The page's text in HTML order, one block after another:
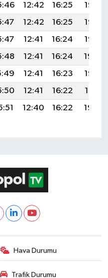
12:42 16:25
19:28
12:42 16:25
19:27
12:41 16:24
19:25
12:41 16:24
19:24
12:41 16:23
19:23
12:41 16:22
19:21
12:40 16:22 19:20
Hava Durumu
Trafik Durumu